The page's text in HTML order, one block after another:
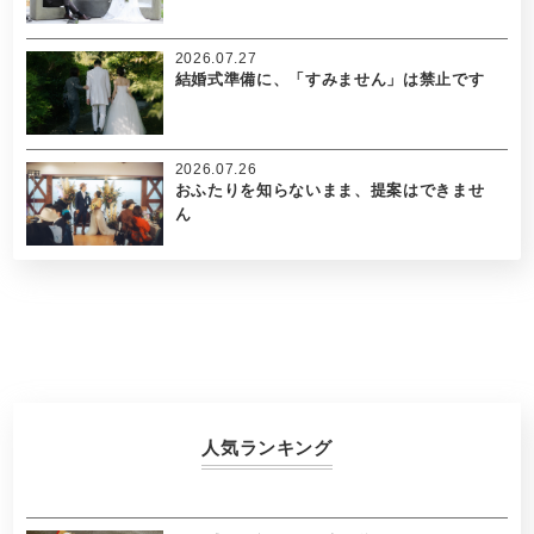
結婚式準備に、「すみません」は禁止です
2026.07.27
おふたりを知らないまま、提案はできませ
ん
2026.07.26
人気ランキング